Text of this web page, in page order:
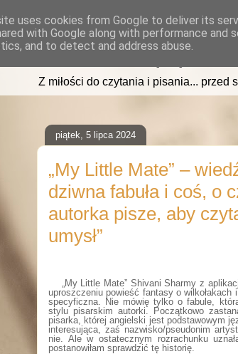
read2sleep.pl
Z miłości do czytania i pisania... przed
piątek, 5 lipca 2024
„My Little Mate” –
dziwna fabuła i coś, o
autorka pisze, aby
umysł”
„My Little Mate” Shivani Sharmy z
uproszczeniu powieść fantasy o
specyficzna. Nie mówię tylko o fabule,
stylu pisarskim autorki. Początkowo
pisarka, której angielski jest podstawowym
interesująca, zaś nazwisko/pseudonim
nie. Ale w ostatecznym rozrachunku
postanowiłam sprawdzić tę historię.
uses cookies from Google to deliver its
with Google along with performance
and to detect and address abuse.